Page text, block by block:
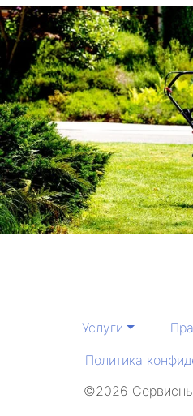
Услуги
Политика
©2026